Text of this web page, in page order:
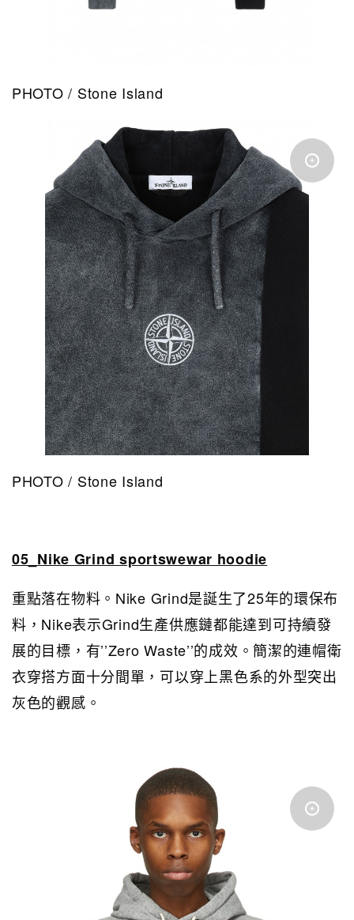
PHOTO / Stone Island
PHOTO / Stone Island
05_Nike Grind sportswewar hoodie
重點落在物料。Nike Grind是誕生了25年的環保布
料，Nike表示Grind生產供應鏈都能達到可持續發
展的目標，有’’Zero Waste’’的成效。簡潔的連帽衛
衣穿搭方面十分間單，可以穿上黑色系的外型突出
灰色的觀感。